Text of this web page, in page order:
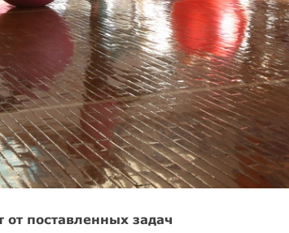
от поставленных задач